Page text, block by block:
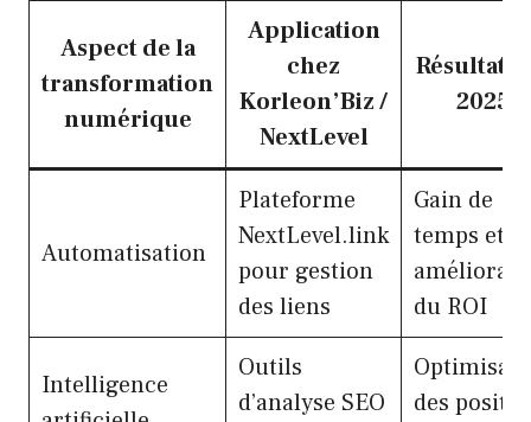
Aspect de la
transformation
numérique
Application
chez
Korleon’Biz /
NextLevel
Résultats
2025
Automatisation
Plateforme
NextLevel.link
pour gestion
des liens
Gain de
temps et
du ROI
Intelligence
Outils
d’analyse SEO
des